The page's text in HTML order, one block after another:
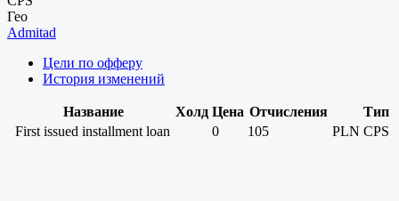
Гео
Admitad
Цели по офферу
История изменений
Название Холд Цена Отчисления
Тип
First issued installment loan
0 105 PLN CPS